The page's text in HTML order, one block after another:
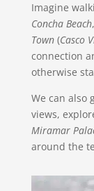
Imagine
Concha Beach
Town(Casco
connection
otherwise
We can also
views,
Miramar
around the